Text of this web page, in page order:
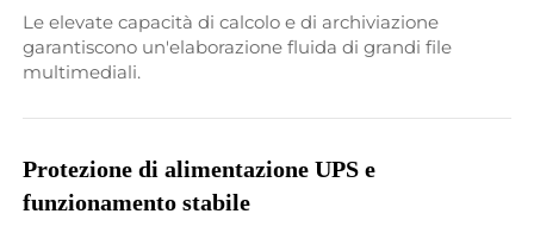
Le elevate capacità di calcolo e di archiviazione
garantiscono un'elaborazione fluida di grandi file
multimediali.
Protezione di alimentazione UPS e
funzionamento stabile